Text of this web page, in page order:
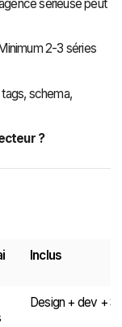
sérieuse peut
2-3 séries
schema,
?
Inclus
Design + dev +